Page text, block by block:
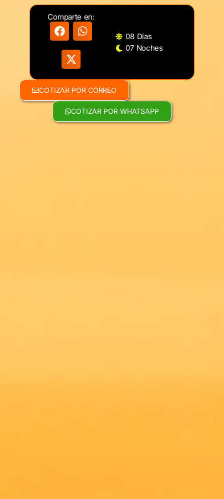
Comparte en:
08 Días
07 Noches
COTIZAR POR CORREO
COTIZAR POR WHATSAPP